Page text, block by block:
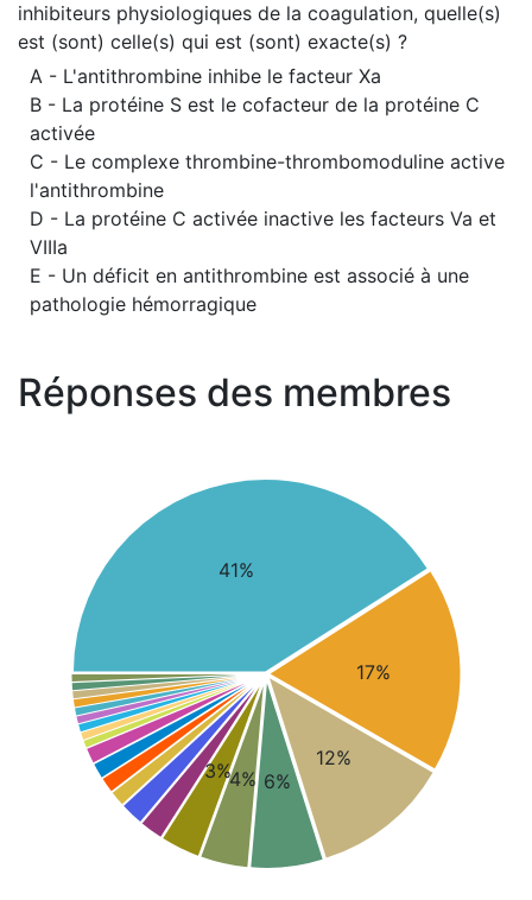
inhibiteurs physiologiques de la coagulation, quelle(s)
est (sont) celle(s) qui est (sont) exacte(s) ?
A - L'antithrombine inhibe le facteur Xa
B - La protéine S est le cofacteur de la protéine C
activée
C - Le complexe thrombine-thrombomoduline active
l'antithrombine
D - La protéine C activée inactive les facteurs Va et
VIIIa
E - Un déficit en antithrombine est associé à une
pathologie hémorragique
Réponses des membres
41%
17%
12%
6%
4%
3%